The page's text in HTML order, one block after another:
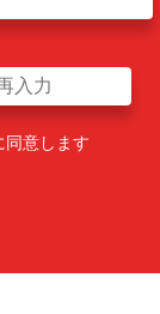
同意します